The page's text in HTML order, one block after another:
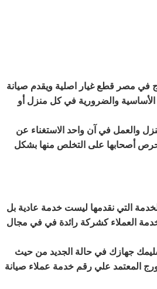
في مصر قطع غيار اصلية ويقدم صيانة
الأساسية والضرورية في كل منزل أو
والعمل في آن واحد الاستغناء عن
أصحابها على التخلص منها بشكل
التي نقدمها ليست خدمة عادية بل
العملاء كشركة رائدة في في مجال
جهازك في حالة الجديد من حيث
المعتمد علي رقم خدمة عملاء صيانة